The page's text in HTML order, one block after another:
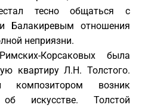
тесно общаться с
отношения
неприязни.
Корсаковых была
квартиру Л.Н. Толстого.
возник
искусстве. Толстой